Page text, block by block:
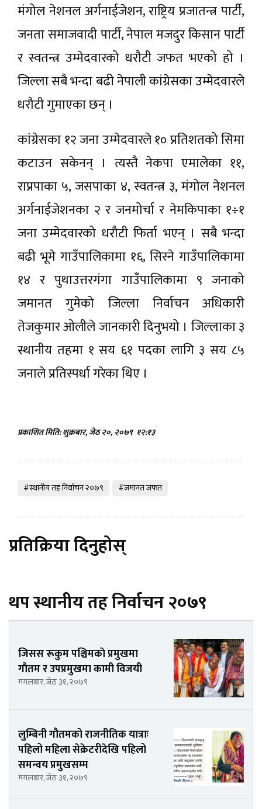
मंगोल नेशनल अर्गनाईजेशन, राष्ट्रिय प्रजातन्त्र पार्टी,
जनता समाजवादी पार्टी, नेपाल मजदुर किसान पार्टी
र स्वतन्त्र उम्मेदवारको धरौटी जफत भएको हो ।
जिल्ला सबै भन्दा बढी नेपाली कांग्रेसका उम्मेदवारले
धरौटी गुमाएका छन् ।
कांग्रेसका १२ जना उम्मेदवारले १० प्रतिशतको सिमा
कटाउन सकेनन् । त्यस्तै नेकपा एमालेका ११,
राप्रपाका ५, जसपाका ४, स्वतन्त्र ३, मंगोल नेशनल
अर्गनाईजेशनका २ र जनमोर्चा र नेमकिपाका १÷१
जना उम्मेदवारको धरौटी फिर्ता भएन् । सबै भन्दा
बढी भूमे गाउँपालिकामा १६, सिस्ने गाउँपालिकामा
१४ र पुथाउत्तरगंगा गाउँपालिकामा ९ जनाको
जमानत गुमेको जिल्ला निर्वाचन अधिकारी
तेजकुमार ओलीले जानकारी दिनुभयो । जिल्लाका ३
स्थानीय तहमा १ सय ६१ पदका लागि ३ सय ८५
जनाले प्रतिस्पर्धा गरेका थिए ।
प्रकाशित मिति: शुक्रबार, जेठ २०, २०७९ १२:१३
#स्थानीय तह निर्वाचन २०७९ #जमानत जफत
प्रतिक्रिया दिनुहोस्
थप स्थानीय तह निर्वाचन २०७९
जिसस रूकुम पश्चिमकाे प्रमुखमा
गाैतम र उपप्रमुखमा कामी विजयी
मंगलबार, जेठ ३१, २०७९
लुम्बिनी गौतमको राजनीतिक यात्राः
पहिलो महिला सेक्रेटरीदेखि पहिलो
समन्वय प्रमुखसम्म
मंगलबार, जेठ ३१, २०७९